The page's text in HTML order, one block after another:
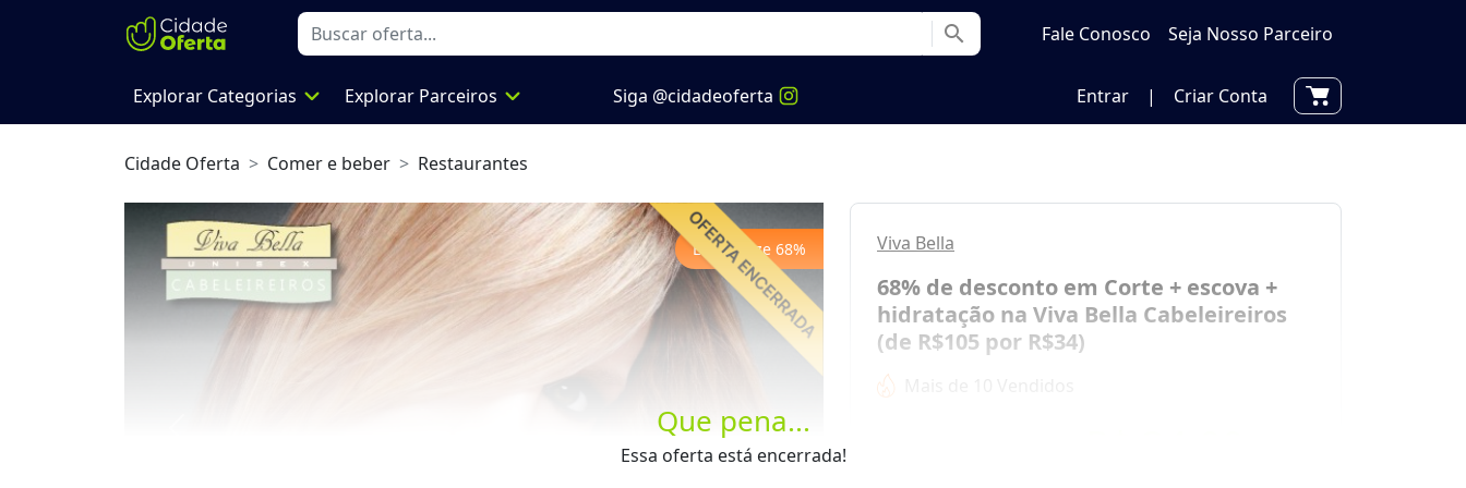
search Fale Conosco Seja Nosso Parceiro
Explorar Categorias expand_more Explorar Parceiros expand_more Siga @cidadeoferta Entrar | Criar Conta
Cidade Oferta Comer e beber Restaurantes
Que pena...
Essa oferta está encerrada!
Economize 68% Viva Bella
68% de desconto em Corte + escova +
hidratação na Viva Bella Cabeleireiros
(de R$105 por R$34)